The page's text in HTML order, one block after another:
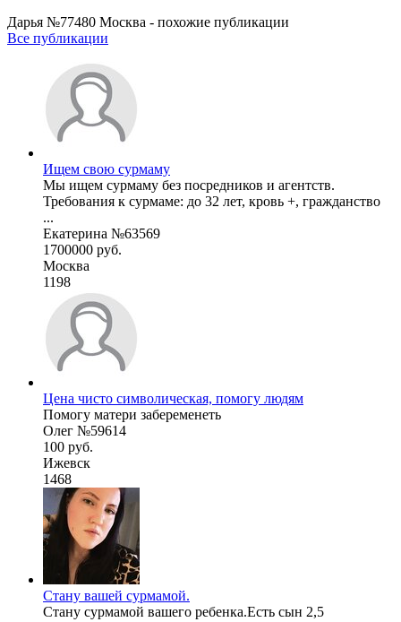
Дарья №77480 Москва - похожие публикации
Все публикации
Ищем свою сурмаму
Мы ищем сурмаму без посредников и агентств.
Требования к сурмаме: до 32 лет, кровь +, гражданство
...
Екатерина №63569
1700000 руб.
Москва
1198
Цена чисто символическая, помогу людям
Помогу матери забеременеть
Олег №59614
100 руб.
Ижевск
1468
Стану вашей сурмамой.
Стану сурмамой вашего ребенка.Есть сын 2,5